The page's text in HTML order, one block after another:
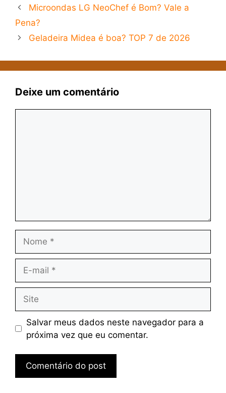
Microondas LG NeoChef é Bom? Vale a
Pena?
Geladeira Midea é boa? TOP 7 de 2026
Deixe um comentário
mail
Salvar meus dados neste navegador para a
próxima vez que eu comentar.